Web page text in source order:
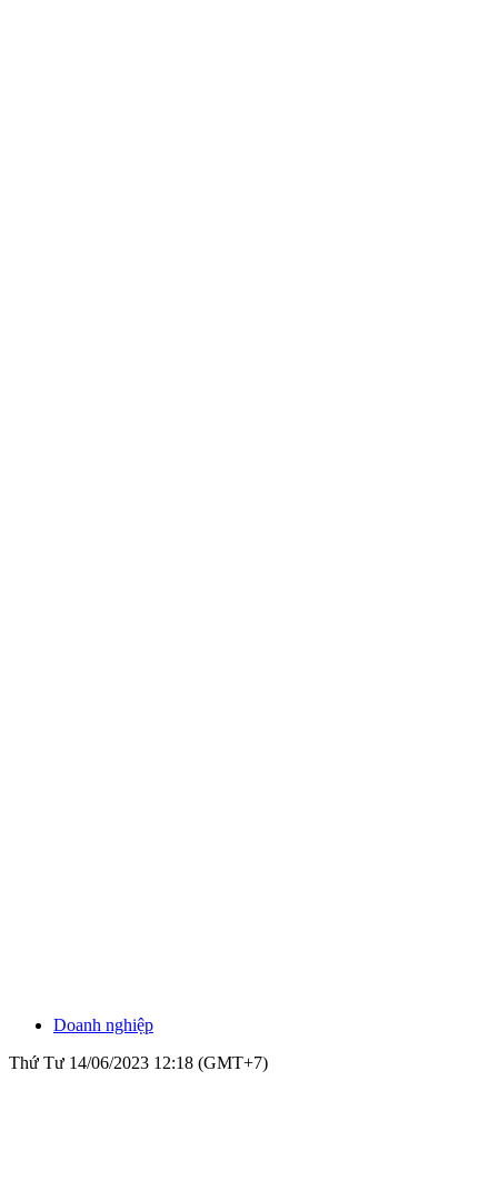
Doanh nghiệp
Thứ Tư 14/06/2023 12:18 (GMT+7)